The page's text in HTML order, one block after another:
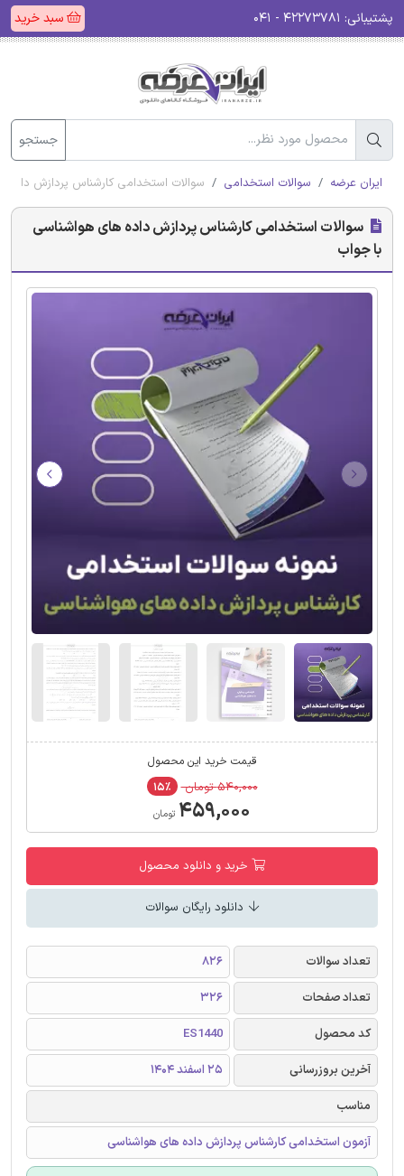
پشتیبانی: سبد خرید
جستجو
ایران عرضه سوالات استخدامی سوالات استخدامی کارشناس پردازش
سوالات استخدامی کارشناس پردازش داده های هواشناسی
با جواب
قیمت خرید این محصول
۵۴۰,۰۰۰ تومان ۱۵٪
۴۵۹,۰۰۰ تومان
خرید و دانلود محصول
دانلود رایگان سوالات
تعداد سوالات
826
تعداد صفحات
326
کد محصول
ES1440
آخرین بروزرسانی
25 اسفند 1404
مناسب
آزمون استخدامی کارشناس پردازش داده های هواشناسی